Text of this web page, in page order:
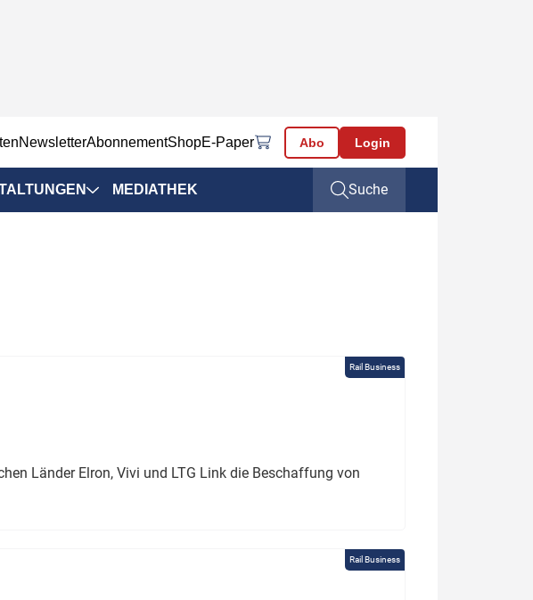
NewsletterAbonnementShopE-Paper Abo Login
MEDIATHEK Suche
Rail Business
Länder Elron, Vivi und LTG Link die Beschaffung von
Rail Business